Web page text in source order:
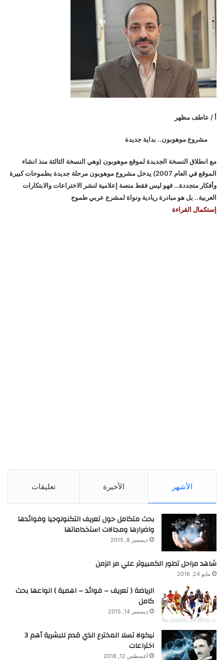
أ / عاطف مظهر
مشروع موهوبون.. بداية جديدة
مع انطلاق النسخة الجديدة لموقع موهوبون (وهي النسخة الثالثة منذ انشاء
الموقع في العام 2007) يدخل مشروع موهوبون مرحلة جديدة بطموحات كبيرة
وأفكار متجددة… فهو ليس فقط منصة إعلامية لنشر الاختراعات والابتكارات
العربية.. بل هو مبادرة ريادية ونواة لمشرع عربي طموح
إستكمال القراءة
الأشهر الأخيرة تعليقات
بحث متكامل حول تعريف التكنولوجيا وفوائدها
واضرارها ومجالات استخداماتها
ديسمبر 8, 2015
شاهد مراحل تطور الكمبيوتر علي مر الزمن
مايو 24, 2016
الرياضة ( تعريف – فوائد – اهمية ) انواعها بحث
كامل
ديسمبر 14, 2015
نيكولا تسلا المخترع الذي قدم للبشرية أهم 3
اختراعات
أغسطس 12, 2018